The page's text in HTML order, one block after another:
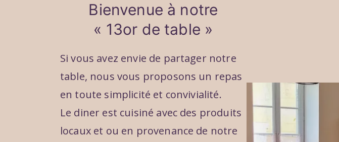
Bienvenue à notre
« 13or de table »
Si vous avez envie de partager notre
table, nous vous proposons un repas
en toute simplicité et convivialité.
Le diner est cuisiné avec des produits
locaux et ou en provenance de notre